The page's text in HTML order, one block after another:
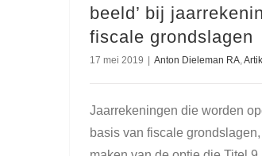
beeld’ bij
fiscale grondslagen
17 mei 2019 Anton Dieleman RA,
Jaarrekeningen die worden
basis van fiscale